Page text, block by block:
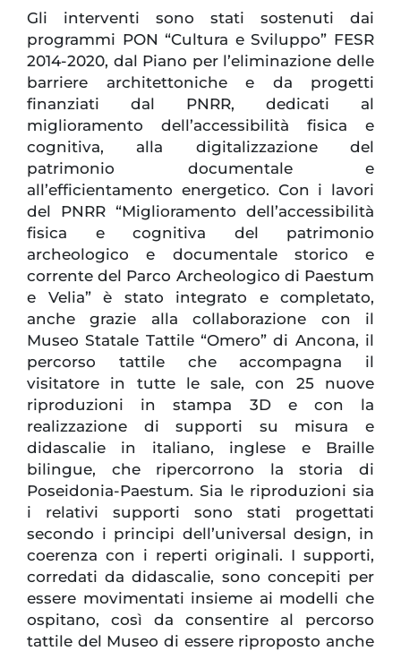
Gli interventi sono stati sostenuti dai
programmi PON “Cultura e Sviluppo” FESR
2014-2020, dal Piano per l’eliminazione delle
barriere architettoniche e da progetti
finanziati dal PNRR, dedicati al
miglioramento dell’accessibilità fisica e
cognitiva, alla digitalizzazione del
patrimonio documentale e
all’efficientamento energetico. Con i lavori
del PNRR “Miglioramento dell’accessibilità
fisica e cognitiva del patrimonio
archeologico e documentale storico e
corrente del Parco Archeologico di Paestum
e Velia” è stato integrato e completato,
anche grazie alla collaborazione con il
Museo Statale Tattile “Omero” di Ancona, il
percorso tattile che accompagna il
visitatore in tutte le sale, con 25 nuove
riproduzioni in stampa 3D e con la
realizzazione di supporti su misura e
didascalie in italiano, inglese e Braille
bilingue, che ripercorrono la storia di
Poseidonia-Paestum. Sia le riproduzioni sia
i relativi supporti sono stati progettati
secondo i principi dell’universal design, in
coerenza con i reperti originali. I supporti,
corredati da didascalie, sono concepiti per
essere movimentati insieme ai modelli che
ospitano, così da consentire al percorso
tattile del Museo di essere riproposto anche